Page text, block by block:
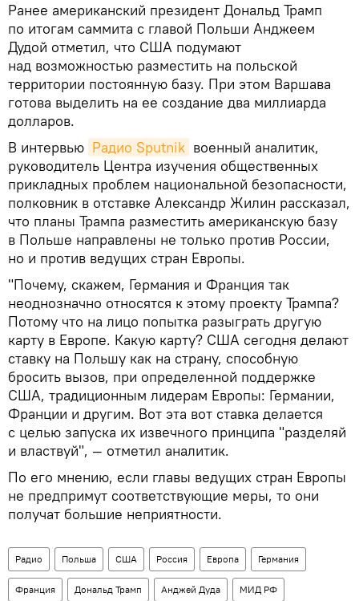
Ранее американский президент Дональд Трамп
по итогам саммита с главой Польши Анджеем
Дудой отметил, что США подумают
над возможностью разместить на польской
территории постоянную базу. При этом Варшава
готова выделить на ее создание два миллиарда
долларов.
В интервью Радио Sputnik военный аналитик,
руководитель Центра изучения общественных
прикладных проблем национальной безопасности,
полковник в отставке Александр Жилин рассказал,
что планы Трампа разместить американскую базу
в Польше направлены не только против России,
но и против ведущих стран Европы.
"Почему, скажем, Германия и Франция так
неоднозначно относятся к этому проекту Трампа?
Потому что на лицо попытка разыграть другую
карту в Европе. Какую карту? США сегодня делают
ставку на Польшу как на страну, способную
бросить вызов, при определенной поддержке
США, традиционным лидерам Европы: Германии,
Франции и другим. Вот эта вот ставка делается
с целью запуска их извечного принципа "разделяй
и властвуй", — отметил аналитик.
По его мнению, если главы ведущих стран Европы
не предпримут соответствующие меры, то они
получат большие неприятности.
Радио Польша США Россия Европа Германия
Франция Дональд Трамп Анджей Дуда МИД РФ